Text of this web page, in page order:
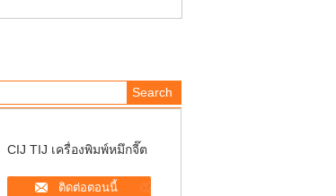
CIJ TIJ เครื่องพิมพ์หมึกจี๊ต
ติดต่อตอนนี้